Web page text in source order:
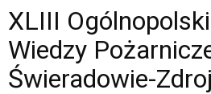
XLIII
Wiedzy
Świeradowie-